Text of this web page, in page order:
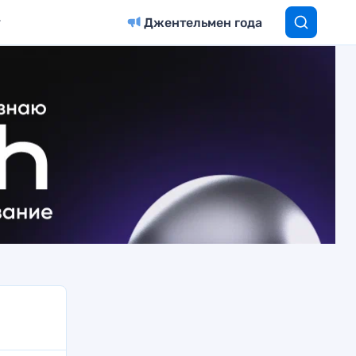
Джентельмен года